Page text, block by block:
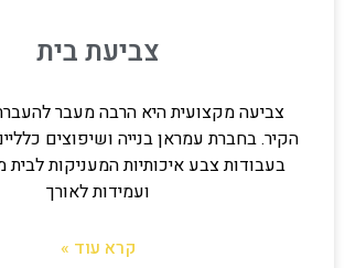
צביעת בית
צביעה מקצועית היא הרבה מעבר
הקיר. בחברת עמראן בנייה ושיפוצים
בעבודות צבע איכותיות המעניקות
ועמידות לאורך
קרא עוד »